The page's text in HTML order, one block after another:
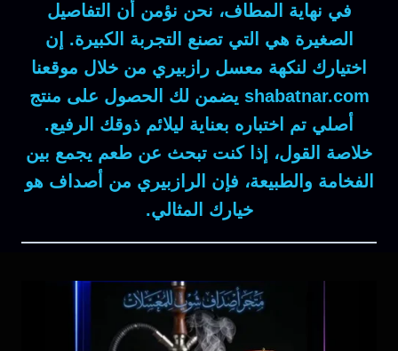
في نهاية المطاف، نحن نؤمن أن التفاصيل
الصغيرة هي التي تصنع التجربة الكبيرة. إن
اختيارك لنكهة معسل رازبيري من خلال موقعنا
shabatnar.com يضمن لك الحصول على منتج
أصلي تم اختباره بعناية ليلائم ذوقك الرفيع.
خلاصة القول، إذا كنت تبحث عن طعم يجمع بين
الفخامة والطبيعة، فإن الرازبيري من أصداف هو
خيارك المثالي.